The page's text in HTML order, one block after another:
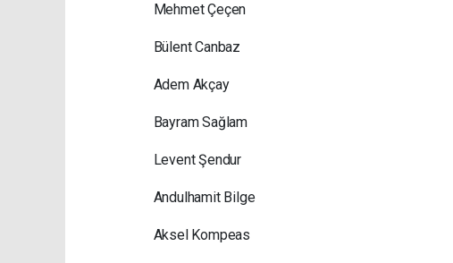
Mehmet Çeçen
Bülent Canbaz
Adem Akçay
Bayram Sağlam
Levent Şendur
Andulhamit Bilge
Aksel Kompeas